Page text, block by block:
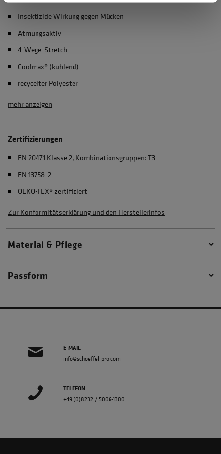
Insektizide Wirkung gegen Mücken
Atmungsaktiv
4-Wege-Stretch
Coolmax® (kühlend)
recycelter Polyester
mehr anzeigen
Zertifizierungen
EN 20471 Klasse 2, Kombinationsgruppen: T3
EN 13758-2
OEKO-TEX® zertifiziert
Zur Konformitätserklärung und den Herstellerinfos
Material & Pflege
Passform
E-MAIL
info@schoeffel-pro.com
TELEFON
+49 (0)8232 / 5006-1300